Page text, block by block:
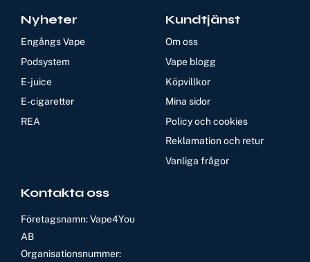
Nyheter
Engångs Vape
Podsystem
E-juice
E-cigaretter
REA
Kundtjänst
Om oss
Vape blogg
Köpvillkor
Mina sidor
Policy och cookies
Reklamation och retur
Vanliga frågor
Kontakta oss
Företagsnamn: Vape4You
AB
Organisationsnummer: